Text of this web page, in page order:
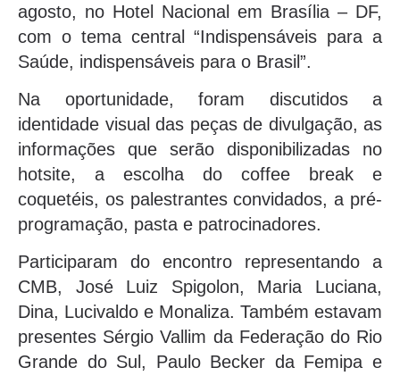
agosto, no Hotel Nacional em Brasília – DF,
com o tema central “Indispensáveis para a
Saúde, indispensáveis para o Brasil”.
Na oportunidade, foram discutidos a
identidade visual das peças de divulgação, as
informações que serão disponibilizadas no
hotsite, a escolha do coffee break e
coquetéis, os palestrantes convidados, a pré-
programação, pasta e patrocinadores.
Participaram do encontro representando a
CMB, José Luiz Spigolon, Maria Luciana,
Dina, Lucivaldo e Monaliza. Também estavam
presentes Sérgio Vallim da Federação do Rio
Grande do Sul, Paulo Becker da Femipa e